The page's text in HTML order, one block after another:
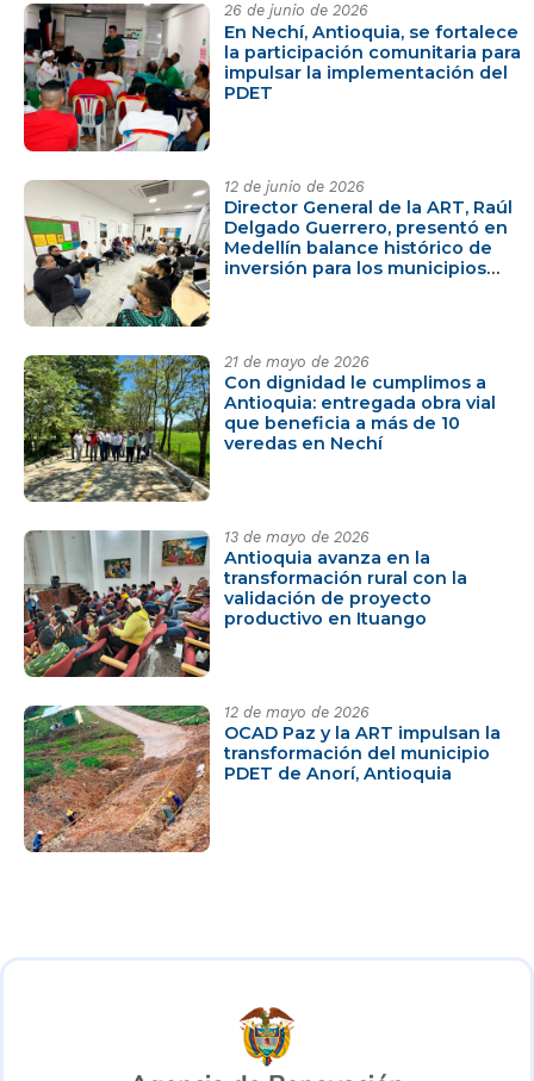
26 de junio de 2026
En Nechí, Antioquia, se fortalece
la participación comunitaria para
impulsar la implementación del
PDET
12 de junio de 2026
Director General de la ART, Raúl
Delgado Guerrero, presentó en
Medellín balance histórico de
inversión para los municipios
21 de mayo de 2026
Con dignidad le cumplimos a
Antioquia: entregada obra vial
que beneficia a más de 10
veredas en Nechí
13 de mayo de 2026
Antioquia avanza en la
transformación rural con la
validación de proyecto
productivo en Ituango
12 de mayo de 2026
OCAD Paz y la ART impulsan la
transformación del municipio
PDET de Anorí, Antioquia